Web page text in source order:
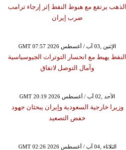
الذهب يرتفع مع هبوط النفط إثر إرجاء ترامب
ضرب إيران
GMT 07:57 2026 الإثنين ,03 آب / أغسطس
النفط يهبط مع انحسار التوترات الجيوسياسية
وآمال التوصل لاتفاق
GMT 20:19 2026 الأحد ,02 آب / أغسطس
وزيرا خارجية السعودية وإيران يبحثان جهود
خفض التصعيد
GMT 02:26 2026 الثلاثاء ,04 آب / أغسطس